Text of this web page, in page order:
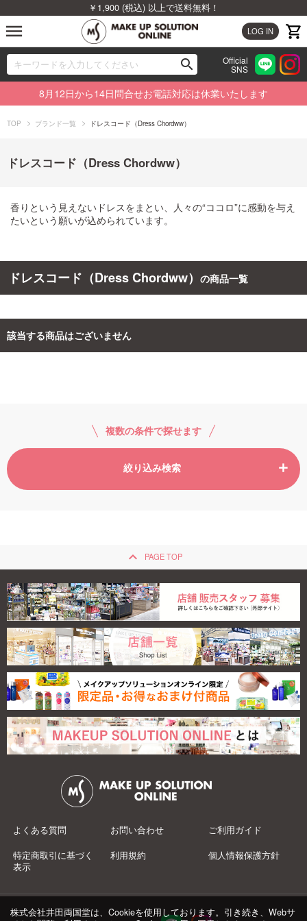
￥1,900 (税込) 以上で送料無料！
LOG IN
menu
search
00
Official
SNS
ブランドから探す
カテゴリから探す
特集から探す
ご利用ガイド
ログイン・新規会員登録
8月12日から14日問合せお電話対応は休業いたします
TOP ブランド一覧 ドレスコード（Dress Chordww）
ドレスコード（Dress Chordww）
香りという見えないドレスをまとい、人々の“ココロ”に感動を与え
たいという願いが込められています。
ドレスコード（Dress Chordww） の商品一覧
該当する商品はございません
複数の条件で探せます
絞り込み検索
keyboard_arrow_up PAGE TOP
よくある質問 お問い合わせ ご利用ガイド
特定商取引に基づく
表示
利用規約 個人情報保護方針
株式会社井田両国堂は、Cookieを使用しております。引き続き、Webサ